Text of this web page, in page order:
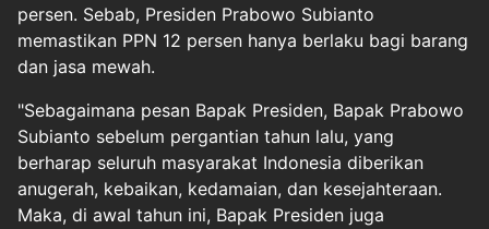
persen. Sebab, Presiden Prabowo Subianto
memastikan PPN 12 persen hanya berlaku bagi barang
dan jasa mewah.
"Sebagaimana pesan Bapak Presiden, Bapak Prabowo
Subianto sebelum pergantian tahun lalu, yang
berharap seluruh masyarakat Indonesia diberikan
anugerah, kebaikan, kedamaian, dan kesejahteraan.
Maka, di awal tahun ini, Bapak Presiden juga